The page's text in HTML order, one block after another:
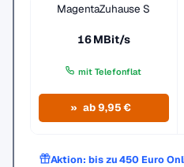
MagentaZuhause S
16 MBit/s
mit Telefonflat
ab 9,95 €
Aktion: bis zu 450 Euro